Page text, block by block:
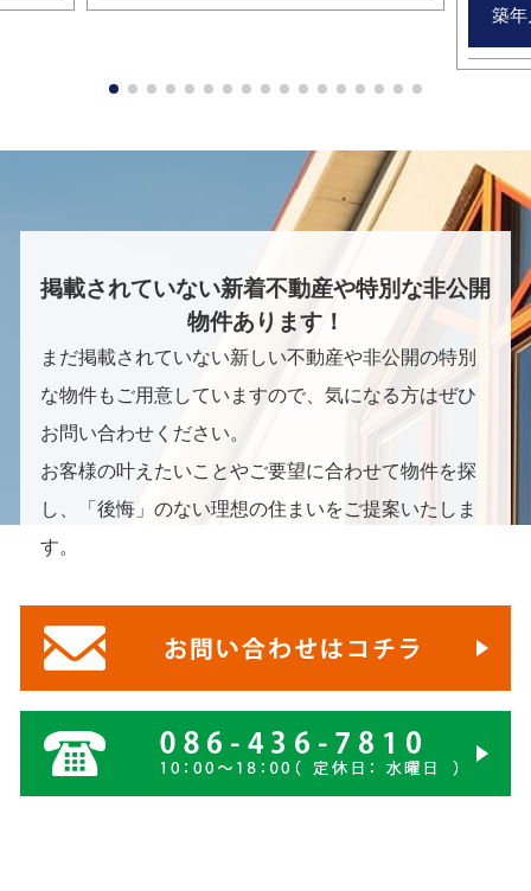
築
掲載されていない新着不動産や特別な非公開
物件あります！
まだ掲載されていない新しい不動産や非公開の特別
な物件もご用意していますので、気になる方はぜひ
お問い合わせください。
お客様の叶えたいことやご要望に合わせて物件を探
し、「後悔」のない理想の住まいをご提案いたしま
す。